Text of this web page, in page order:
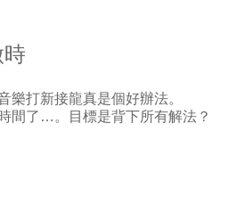
時
樂打新接龍真是個好辦法。
間了…。目標是背下所有解法？